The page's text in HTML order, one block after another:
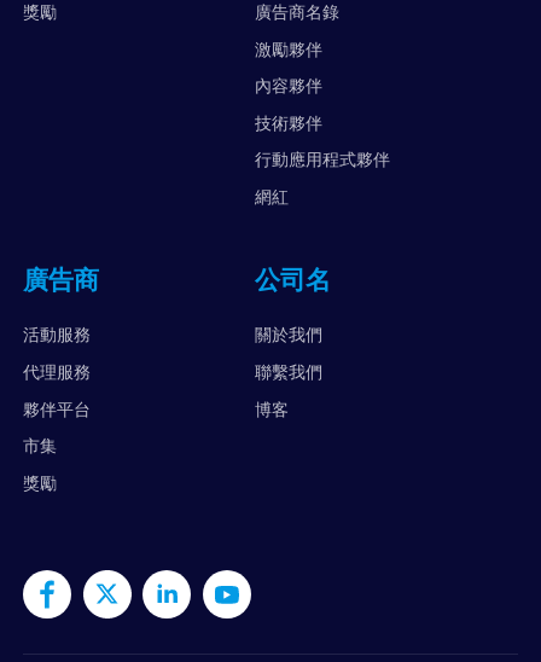
獎勵
廣告商名錄
激勵夥伴
內容夥伴
技術夥伴
行動應用程式夥伴
網紅
廣告商
活動服務
代理服務
夥伴平台
市集
獎勵
公司名
關於我們
聯繫我們
博客